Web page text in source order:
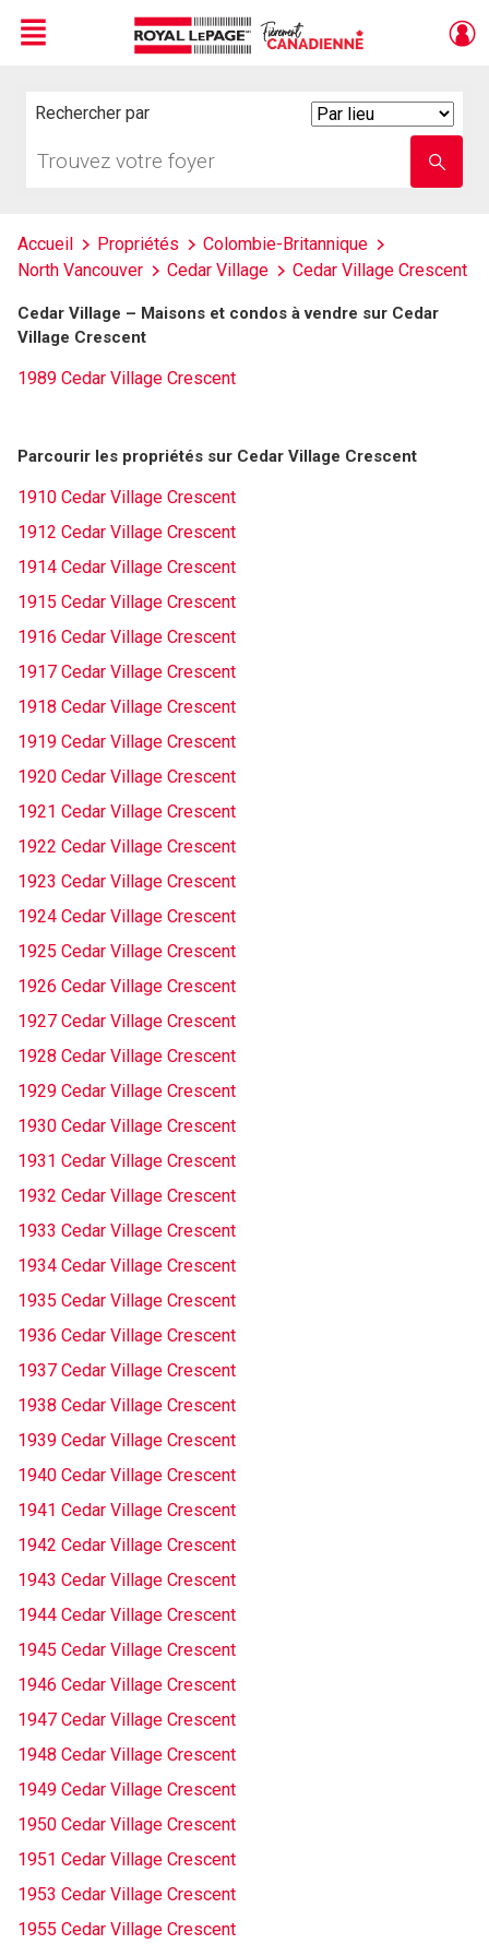
Menu
Rechercher par
votre
nom
Accueil Propriétés
Colombie-Britannique
North Vancouver
Cedar Village Cedar Village Crescent
Cedar Village – Maisons et condos à vendre sur Cedar
Village Crescent
1989 Cedar Village Crescent
Parcourir les propriétés sur Cedar Village Crescent
1910 Cedar Village Crescent
1912 Cedar Village Crescent
1914 Cedar Village Crescent
1915 Cedar Village Crescent
1916 Cedar Village Crescent
1917 Cedar Village Crescent
1918 Cedar Village Crescent
1919 Cedar Village Crescent
1920 Cedar Village Crescent
1921 Cedar Village Crescent
1922 Cedar Village Crescent
1923 Cedar Village Crescent
1924 Cedar Village Crescent
1925 Cedar Village Crescent
1926 Cedar Village Crescent
1927 Cedar Village Crescent
1928 Cedar Village Crescent
1929 Cedar Village Crescent
1930 Cedar Village Crescent
1931 Cedar Village Crescent
1932 Cedar Village Crescent
1933 Cedar Village Crescent
1934 Cedar Village Crescent
1935 Cedar Village Crescent
1936 Cedar Village Crescent
1937 Cedar Village Crescent
1938 Cedar Village Crescent
1939 Cedar Village Crescent
1940 Cedar Village Crescent
1941 Cedar Village Crescent
1942 Cedar Village Crescent
1943 Cedar Village Crescent
1944 Cedar Village Crescent
1945 Cedar Village Crescent
1946 Cedar Village Crescent
1947 Cedar Village Crescent
1948 Cedar Village Crescent
1949 Cedar Village Crescent
1950 Cedar Village Crescent
1951 Cedar Village Crescent
1953 Cedar Village Crescent
1955 Cedar Village Crescent